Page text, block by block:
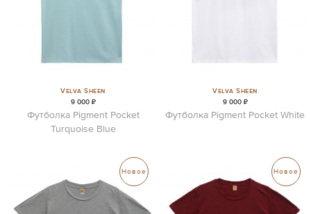
Velva Sheen
9 000 ₽
Футболка Pigment Pocket
Turquoise Blue
Velva Sheen
9 000 ₽
Футболка Pigment Pocket White
Новое Новое